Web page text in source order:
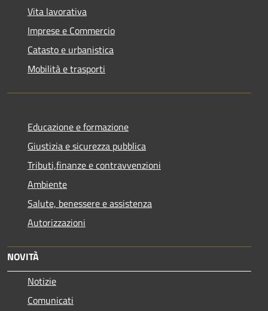
Vita lavorativa
Imprese e Commercio
Catasto e urbanistica
Mobilità e trasporti
Educazione e formazione
Giustizia e sicurezza pubblica
Tributi,finanze e contravvenzioni
Ambiente
Salute, benessere e assistenza
Autorizzazioni
NOVITÀ
Notizie
Comunicati